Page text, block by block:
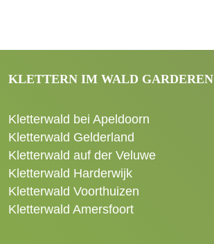
KLETTERN IM WALD GARDEREN
Kletterwald bei Apeldoorn
Kletterwald Gelderland
Kletterwald auf der Veluwe
Kletterwald Harderwijk
Kletterwald Voorthuizen
Kletterwald Amersfoort